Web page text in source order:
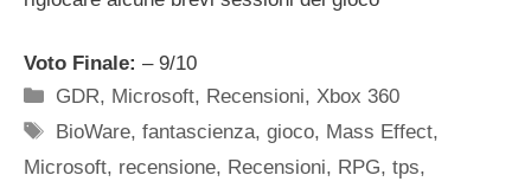
Voto Finale: – 9/10
Categorie
GDR, Microsoft, Recensioni, Xbox 360
Tag
BioWare,fantascienza,gioco, Mass Effect,
Microsoft, recensione, Recensioni, RPG, tps,